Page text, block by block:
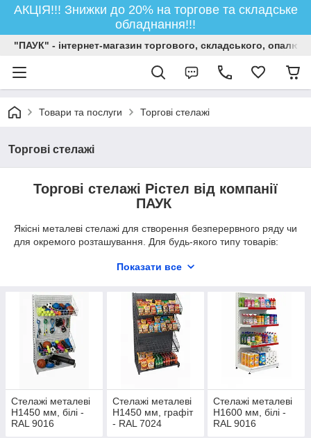
АКЦІЯ!!! Знижки до 20% на торгове та складське
обладнання!!!
"ПАУК" - інтернет-магазин торгового, складського,
Товари та послуги Торгові стелажі
Торгові стелажі
Торгові стелажі Рістел від компанії
ПАУК
Якісні металеві стелажі для створення безперервного ряду чи
для окремого розташування. Для будь-якого типу товарів:
промислові товари, одяг та взуття тощо.
нога перерізом 33 / 80мм):
висота - 1450 мм, 1600 мм, 1900 мм, 2100 мм, 2350
мм;
ширина - 600 мм, 750 мм, 950 мм, 1200 мм.
глибина полиць - 20 см, 30 см, 40 см, 50 см.
Тут ви знайдете:
прямі одно- та двосторонні стелажі
кутові та торцеві стелажі
Показати все
Стелажі металеві
Н1450 мм, білі -
RAL 9016
Стелажі металеві
Н1450 мм, графіт
- RAL 7024
Стелажі металеві
Н1600 мм, білі -
RAL 9016